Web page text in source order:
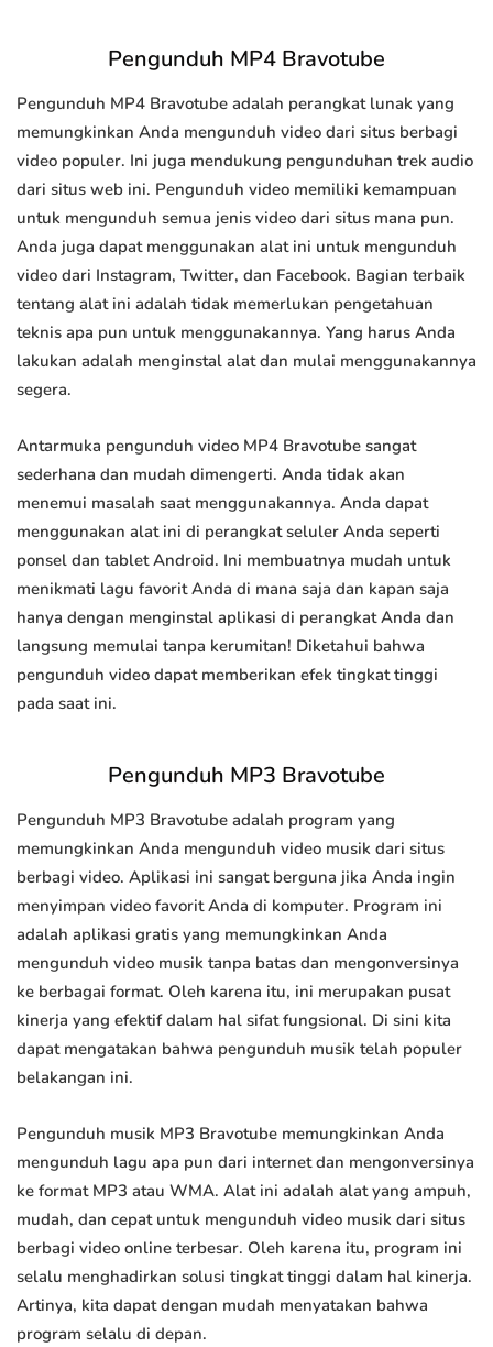
Pengunduh MP4 Bravotube
Pengunduh MP4 Bravotube adalah perangkat lunak yang
memungkinkan Anda mengunduh video dari situs berbagi
video populer. Ini juga mendukung pengunduhan trek audio
dari situs web ini. Pengunduh video memiliki kemampuan
untuk mengunduh semua jenis video dari situs mana pun.
Anda juga dapat menggunakan alat ini untuk mengunduh
video dari Instagram, Twitter, dan Facebook. Bagian terbaik
tentang alat ini adalah tidak memerlukan pengetahuan
teknis apa pun untuk menggunakannya. Yang harus Anda
lakukan adalah menginstal alat dan mulai menggunakannya
segera.
Antarmuka pengunduh video MP4 Bravotube sangat
sederhana dan mudah dimengerti. Anda tidak akan
menemui masalah saat menggunakannya. Anda dapat
menggunakan alat ini di perangkat seluler Anda seperti
ponsel dan tablet Android. Ini membuatnya mudah untuk
menikmati lagu favorit Anda di mana saja dan kapan saja
hanya dengan menginstal aplikasi di perangkat Anda dan
langsung memulai tanpa kerumitan! Diketahui bahwa
pengunduh video dapat memberikan efek tingkat tinggi
pada saat ini.
Pengunduh MP3 Bravotube
Pengunduh MP3 Bravotube adalah program yang
memungkinkan Anda mengunduh video musik dari situs
berbagi video. Aplikasi ini sangat berguna jika Anda ingin
menyimpan video favorit Anda di komputer. Program ini
adalah aplikasi gratis yang memungkinkan Anda
mengunduh video musik tanpa batas dan mengonversinya
ke berbagai format. Oleh karena itu, ini merupakan pusat
kinerja yang efektif dalam hal sifat fungsional. Di sini kita
dapat mengatakan bahwa pengunduh musik telah populer
belakangan ini.
Pengunduh musik MP3 Bravotube memungkinkan Anda
mengunduh lagu apa pun dari internet dan mengonversinya
ke format MP3 atau WMA. Alat ini adalah alat yang ampuh,
mudah, dan cepat untuk mengunduh video musik dari situs
berbagi video online terbesar. Oleh karena itu, program ini
selalu menghadirkan solusi tingkat tinggi dalam hal kinerja.
Artinya, kita dapat dengan mudah menyatakan bahwa
program selalu di depan.